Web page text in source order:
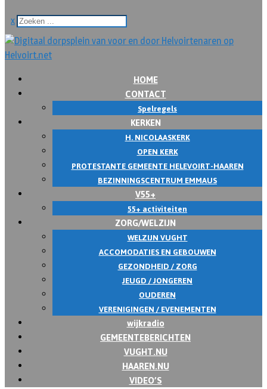
x
HOME
CONTACT
Spelregels
KERKEN
H. NICOLAASKERK
OPEN KERK
PROTESTANTE GEMEENTE HELEVOIRT-HAAREN
BEZINNINGSCENTRUM EMMAUS
V55+
55+ activiteiten
ZORG/WELZIJN
WELZIJN VUGHT
ACCOMODATIES EN GEBOUWEN
GEZONDHEID / ZORG
JEUGD / JONGEREN
OUDEREN
VERENIGINGEN / EVENEMENTEN
wijkradio
GEMEENTEBERICHTEN
VUGHT.NU
HAAREN.NU
VIDEO’S